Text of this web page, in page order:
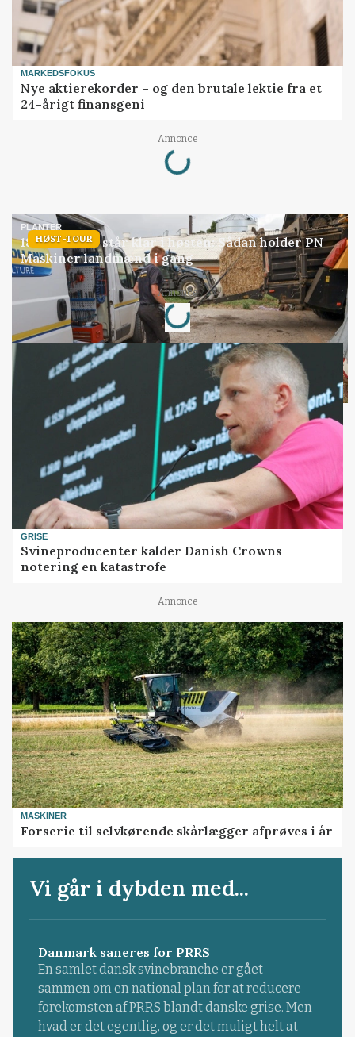
MARKEDSFOKUS
Nye aktierekorder – og den brutale lektie fra et
24-årigt finansgeni
Annonce
Loading...
HØST-TOUR
PLANTER
18 montører står klar i høsten: Sådan holder PN
Maskiner landmænd i gang
Annonce
Loading...
GRISE
Svineproducenter kalder Danish Crowns
notering en katastrofe
Annonce
MASKINER
Forserie til selvkørende skårlægger afprøves i år
Vi går i dybden med...
Danmark saneres for PRRS
En samlet dansk svinebranche er gået
sammen om en national plan for at reducere
forekomsten af PRRS blandt danske grise. Men
hvad er det egentlig, og er det muligt helt at